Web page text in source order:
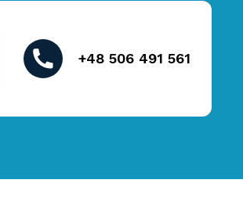
+48 506 491 561